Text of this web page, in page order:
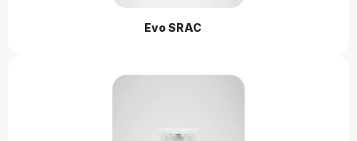
Evo SRAC